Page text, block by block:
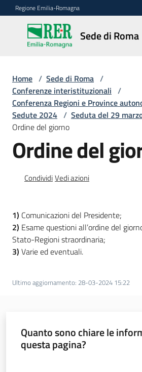
Vai al contenuto
Vai alla navigazione
Vai al footer
Regione Emilia-Romagna
Sede di Roma
Sede
di
Novità
Servizi
della
Temi
Appuntamenti
Newsletter
Home / Sede di Roma /
Conferenze interistituzionali /
Conferenza Regioni e Province
Sedute 2024 / Seduta del 29
Ordine del giorno
Ordine del
CondividiVedi azioni
1) Comunicazioni del Presidente;
2) Esame questioni all’ordine del
Stato-Regioni straordinaria;
3) Varie ed eventuali.
Ultimo aggiornamento: 28-03-2024 15:22
Quanto sono chiare le
questa pagina?